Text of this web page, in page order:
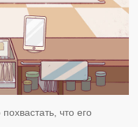
что его